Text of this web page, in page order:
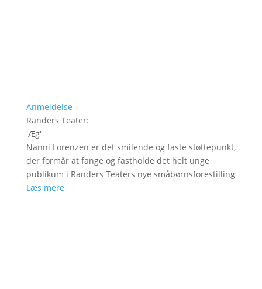
Anmeldelse
Randers Teater:
'Æg'
Nanni Lorenzen er det smilende og faste støttepunkt,
der formår at fange og fastholde det helt unge
publikum i Randers Teaters nye småbørnsforestilling
Læs mere